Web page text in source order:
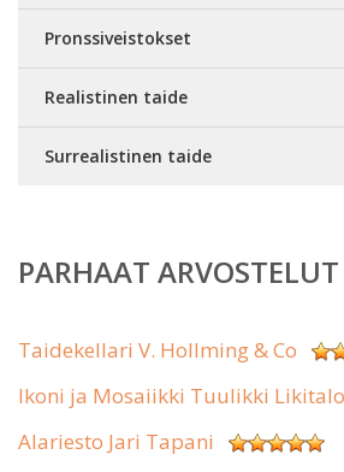
Pronssiveistokset
Realistinen taide
Surrealistinen taide
PARHAAT ARVOSTELUT
Taidekellari V. Hollming & Co
Ikoni ja Mosaiikki Tuulikki Likitalo
Alariesto Jari Tapani